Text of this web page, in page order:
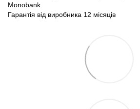
Monobank.
Гарантія від виробника 12 місяців